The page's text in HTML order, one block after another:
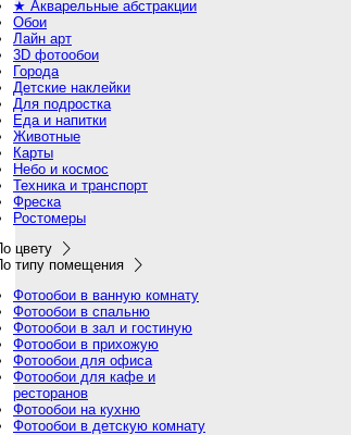
★ Акварельные абстракции
Обои
Лайн арт
3D фотообои
Города
Детские наклейки
Для подростка
Еда и напитки
Животные
Карты
Небо и космос
Техника и транспорт
Фреска
Ростомеры
цвету
типу помещения
Фотообои в ванную комнату
Фотообои в спальню
Фотообои в зал и гостиную
Фотообои в прихожую
Фотообои для офиса
Фотообои для кафе и
ресторанов
Фотообои на кухню
Фотообои в детскую комнату